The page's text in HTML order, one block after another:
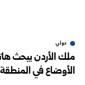
دولي
ملك الأردن يبحث
الأوضاع في المنطقة